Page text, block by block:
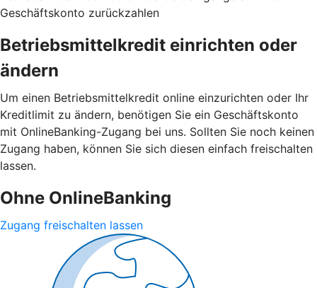
Geschäftskonto zurückzahlen
Betriebsmittelkredit einrichten oder
ändern
Um einen Betriebsmittelkredit online einzurichten oder Ihr
Kreditlimit zu ändern, benötigen Sie ein Geschäftskonto
mit OnlineBanking-Zugang bei uns. Sollten Sie noch keinen
Zugang haben, können Sie sich diesen einfach freischalten
lassen.
Ohne OnlineBanking
Zugang freischalten lassen